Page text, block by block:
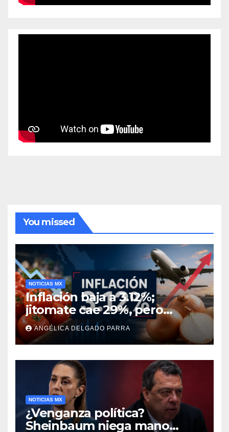
You missed
NOTICIAS MX
Inflación baja a 3.12%;
jitomate cae 29%, pero
cebolla y vuelos se
encarecen
ANGÉLICA DELGADO PARRA
NOTICIAS MX
¿Venganza política?
Sheinbaum niega mano